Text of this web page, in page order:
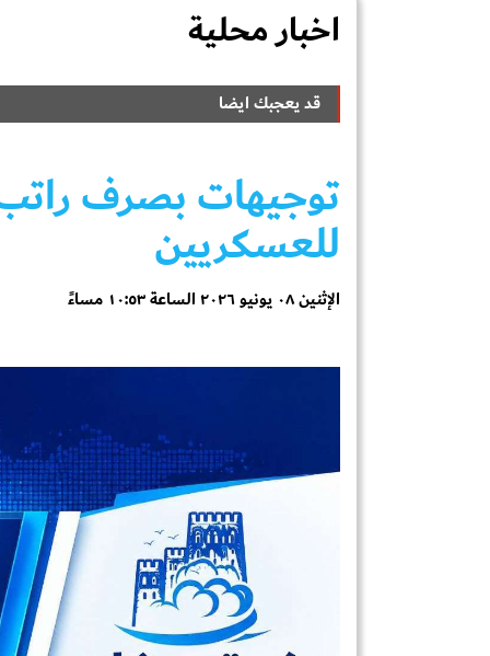
اخبار محلية
قد يعجبك ايضا
توجيهات بصرف
للعسكريين
الإثنين ٠٨ يونيو ٢٠٢٦ الساعة ١٠:٥٣ مساءً